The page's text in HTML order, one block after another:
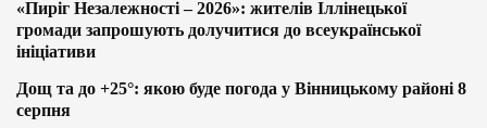
«Пиріг Незалежності – 2026»: жителів Іллінецької
громади запрошують долучитися до всеукраїнської
ініціативи
Дощ та до +25°: якою буде погода у Вінницькому районі 8
серпня